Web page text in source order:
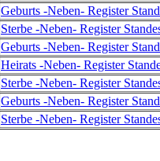
Geburts -Neben- Register
Sterbe -Neben- Register
Geburts -Neben- Register
Heirats -Neben- Register
Sterbe -Neben- Register
Geburts -Neben- Register
Sterbe -Neben- Register